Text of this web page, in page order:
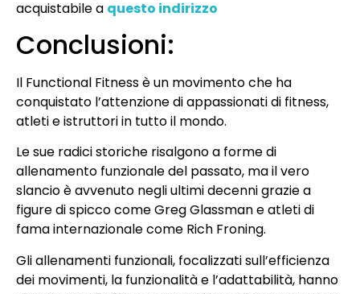
acquistabile a questo indirizzo
Conclusioni:
Il Functional Fitness è un movimento che ha
conquistato l’attenzione di appassionati di fitness,
atleti e istruttori in tutto il mondo.
Le sue radici storiche risalgono a forme di
allenamento funzionale del passato, ma il vero
slancio è avvenuto negli ultimi decenni grazie a
figure di spicco come Greg Glassman e atleti di
fama internazionale come Rich Froning.
Gli allenamenti funzionali, focalizzati sull’efficienza
dei movimenti, la funzionalità e l’adattabilità, hanno